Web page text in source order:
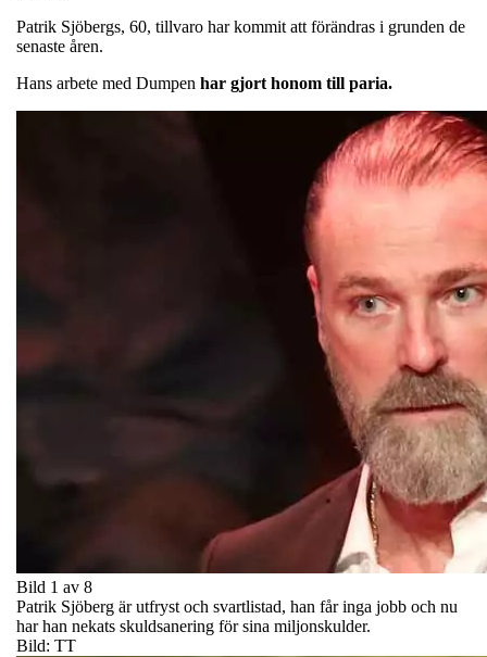
Patrik Sjöbergs, 60, tillvaro har kommit att förändras i grunden de
senaste åren.
Hans arbete med Dumpen har gjort honom till paria.
Bild 1 av 8
Patrik Sjöberg är utfryst och svartlistad, han får inga jobb och nu
har han nekats skuldsanering för sina miljonskulder.
Bild: TT